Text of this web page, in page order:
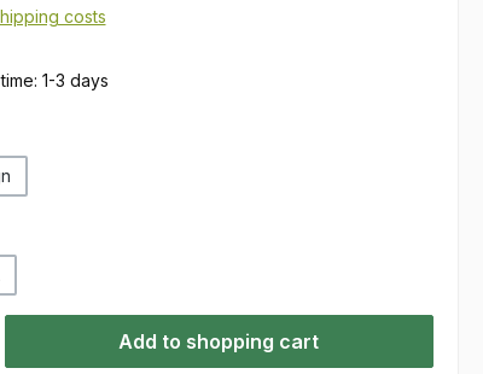
costs
1-3 days
the desired amount or use the buttons to increase or
Add to shopping cart